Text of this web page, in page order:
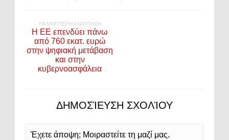
ΠΑΛΑΙΌΤΕΡΗ ΑΝΆΡΤΗΣΗ
Η ΕΕ επενδύει πάνω
από 760 εκατ. ευρώ
στην ψηφιακή μετάβαση
και στην
κυβερνοασφάλεια
ΔΗΜΟΣΊΕΥΣΗ ΣΧΟΛΊΟΥ
Έχετε άποψη; Μοιραστείτε τη μαζί μας.